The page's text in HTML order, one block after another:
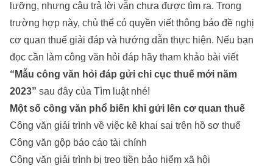
lưỡng, nhưng câu trả lời vẫn chưa được tìm ra. Trong
trường hợp này, chủ thể có quyền viết thông báo đề nghị
cơ quan thuế giải đáp và hướng dẫn thực hiện. Nếu bạn
đọc cần làm công văn hỏi đáp hãy tham khảo bài viết
“Mẫu công văn hỏi đáp gửi chi cục thuế mới năm
2023” sau đây của Tìm luật nhé!
Một số công văn phổ biến khi gửi lên cơ quan thuế
Công văn giải trình về việc kê khai sai trên hồ sơ thuế
Công văn gộp báo cáo tài chính
Công văn giải trình bị treo tiền bảo hiểm xã hội